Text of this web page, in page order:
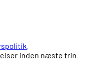
inden næste trin